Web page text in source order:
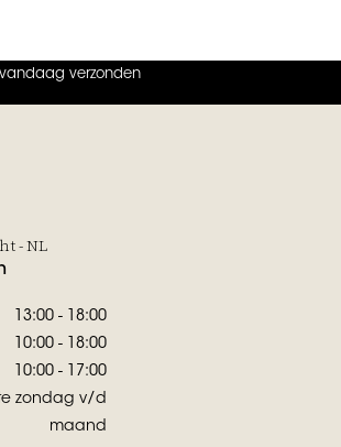
verzonden
(737 reviews)
- NL
13:00 - 18:00
10:00 - 18:00
10:00 - 17:00
zondag v/d
maand